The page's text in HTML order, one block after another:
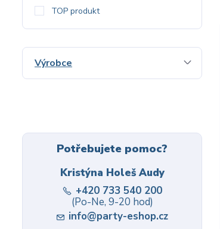
TOP produkt
Výrobce
Potřebujete pomoc?
Kristýna Holeš Audy
+420 733 540 200
(Po-Ne, 9-20 hod)
info@party-eshop.cz